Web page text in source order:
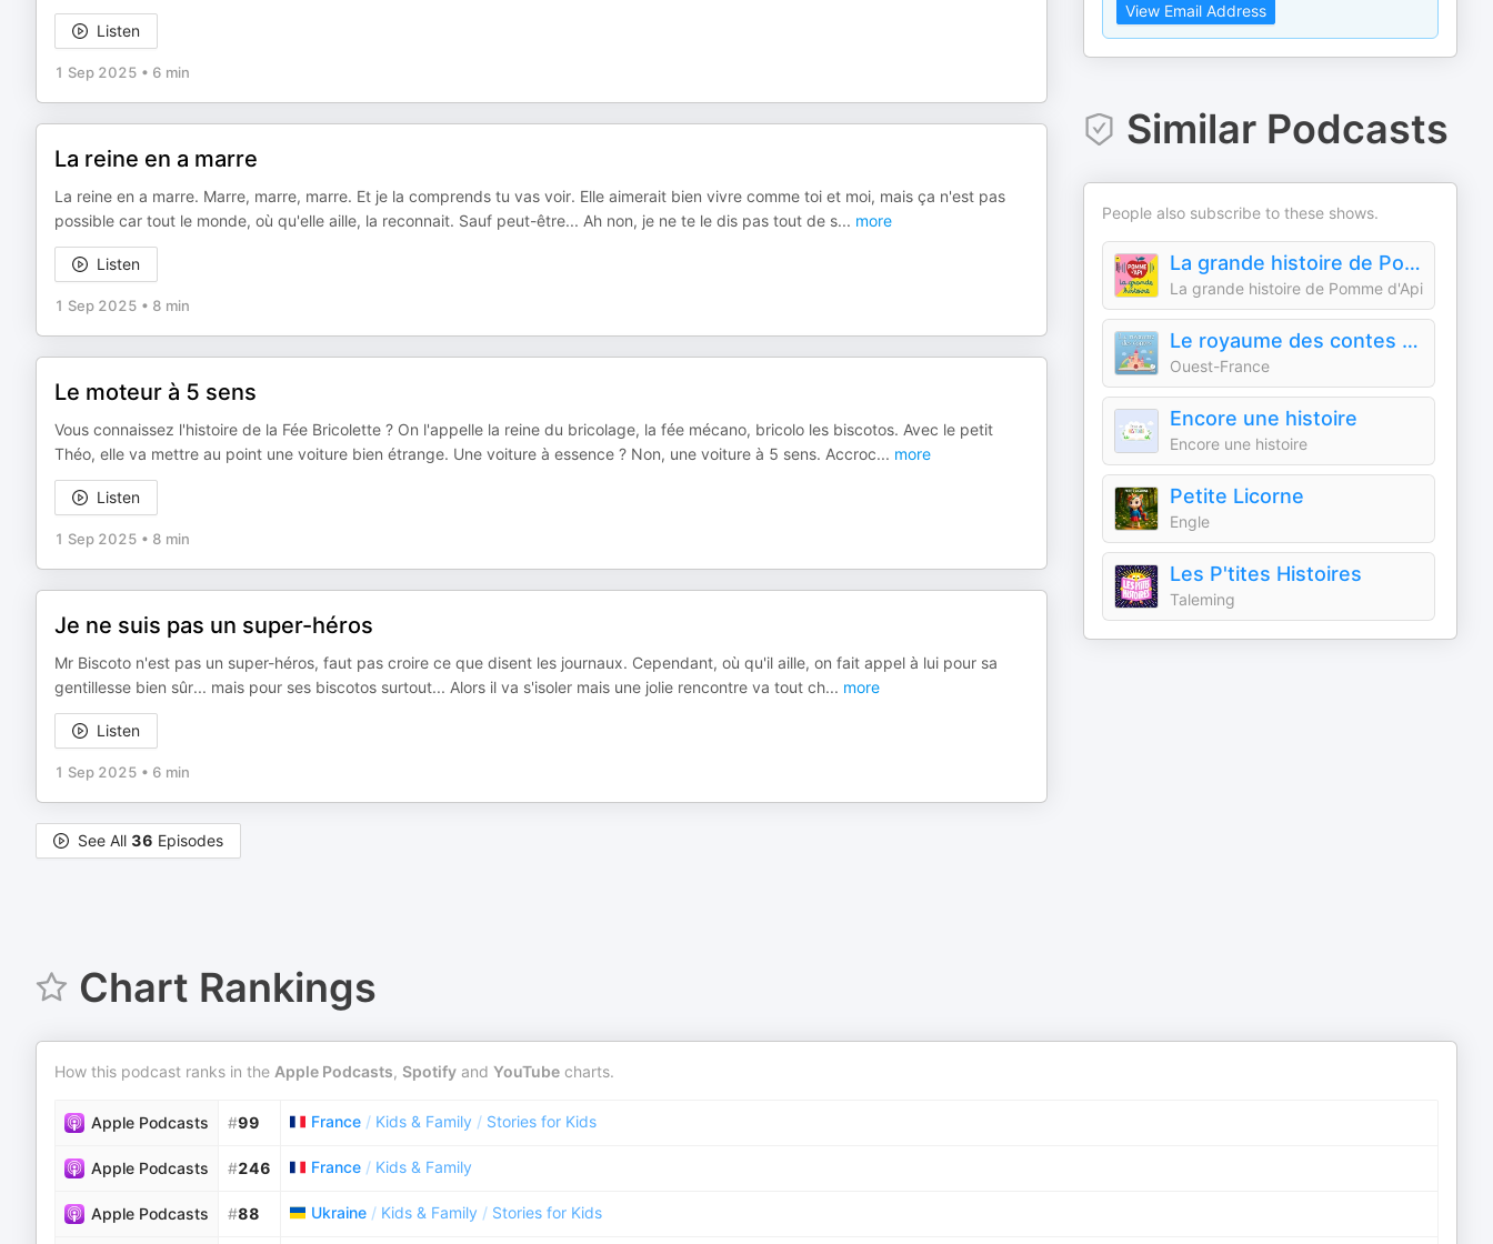
Listen
1 Sep 2025 • 6 min
La reine en a marre
La reine en a marre. Marre, marre, marre. Et je la comprends tu vas voir. Elle aimerait bien vivre comme toi et moi, mais ça n'est pas
possible car tout le monde, où qu'elle aille, la reconnait. Sauf peut-être... Ah non, je ne te le dis pas tout de s... more
Listen
1 Sep 2025 • 8 min
Le moteur à 5 sens
Vous connaissez l'histoire de la Fée Bricolette ? On l'appelle la reine du bricolage, la fée mécano, bricolo les biscotos. Avec le petit
Théo, elle va mettre au point une voiture bien étrange. Une voiture à essence ? Non, une voiture à 5 sens. Accroc... more
Listen
1 Sep 2025 • 8 min
Je ne suis pas un super-héros
Mr Biscoto n'est pas un super-héros, faut pas croire ce que disent les journaux. Cependant, où qu'il aille, on fait appel à lui pour sa
gentillesse bien sûr... mais pour ses biscotos surtout... Alors il va s'isoler mais une jolie rencontre va tout ch... more
Listen
1 Sep 2025 • 6 min
See All 36 Episodes
View Email Address
Similar Podcasts
People also subscribe to these shows.
La grande histoire de Pomme d'Api
La grande histoire de Pomme d'Api
Le royaume des contes : histoires audio pour enfants
Ouest-France
Encore une histoire
Encore une histoire
Petite Licorne
Engle
Les P'tites Histoires
Taleming
Chart Rankings
How this podcast ranks in the Apple Podcasts, Spotify and YouTube charts.
Apple Podcasts #99 France / Kids & Family / Stories for Kids
Apple Podcasts #246 France / Kids & Family
Apple Podcasts #88 Ukraine / Kids & Family / Stories for Kids